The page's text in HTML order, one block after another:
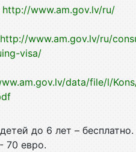
http://www.am.gov.lv/ru/
http://www.am.gov.lv/ru/
visa/
data/file/l/
до 6 лет –
70 евро.